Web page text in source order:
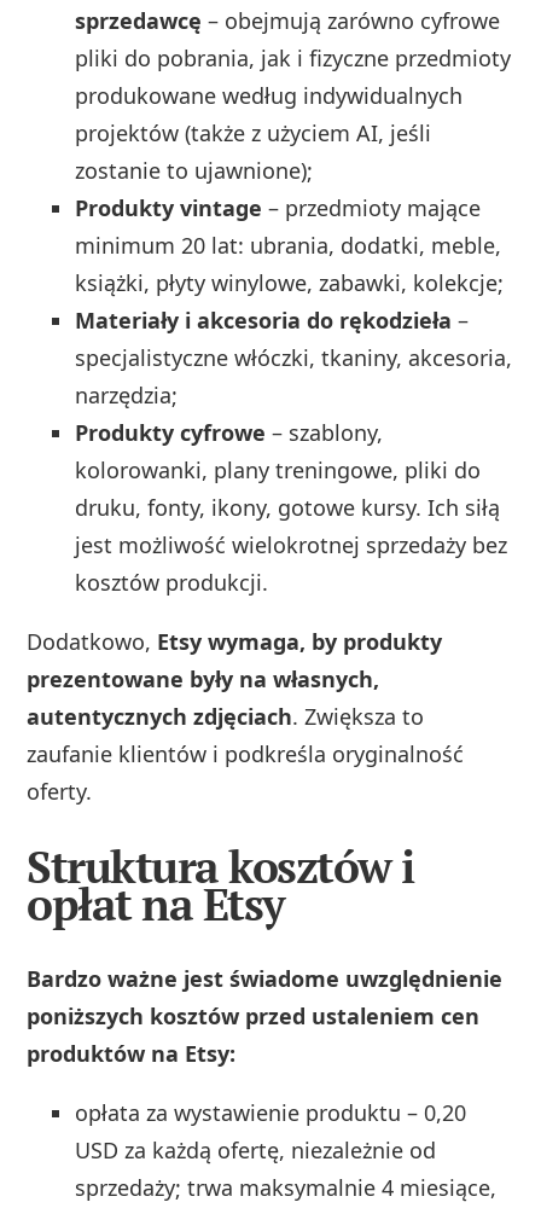
sprzedawcę – obejmują zarówno cyfrowe
pliki do pobrania, jak i fizyczne przedmioty
produkowane według indywidualnych
projektów (także z użyciem AI, jeśli
zostanie to ujawnione);
Produkty vintage – przedmioty mające
minimum 20 lat: ubrania, dodatki, meble,
książki, płyty winylowe, zabawki, kolekcje;
Materiały i akcesoria do rękodzieła –
specjalistyczne włóczki, tkaniny, akcesoria,
narzędzia;
Produkty cyfrowe – szablony,
kolorowanki, plany treningowe, pliki do
druku, fonty, ikony, gotowe kursy. Ich siłą
jest możliwość wielokrotnej sprzedaży bez
kosztów produkcji.
Dodatkowo, Etsy wymaga, by produkty
prezentowane były na własnych,
autentycznych zdjęciach. Zwiększa to
zaufanie klientów i podkreśla oryginalność
oferty.
Struktura kosztów i
opłat na Etsy
Bardzo ważne jest świadome uwzględnienie
poniższych kosztów przed ustaleniem cen
produktów na Etsy:
opłata za wystawienie produktu – 0,20
USD za każdą ofertę, niezależnie od
sprzedaży; trwa maksymalnie 4 miesiące,